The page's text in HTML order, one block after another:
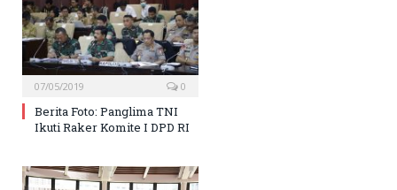
07/05/2019 0
Berita Foto: Panglima TNI
Ikuti Raker Komite I DPD RI